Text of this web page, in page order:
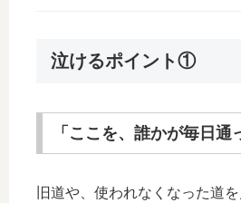
泣けるポイント①
「ここを、誰かが毎日通
旧道や、使われなくなった道